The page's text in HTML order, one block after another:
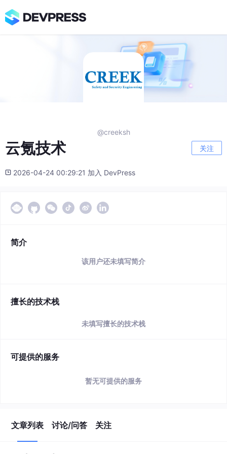
@creeksh
云氪技术 关注
2026-04-24 00:29:21 加入 DevPress
简介
该用户还未填写简介
擅长的技术栈
未填写擅长的技术栈
可提供的服务
暂无可提供的服务
文章列表 讨论/问答 关注